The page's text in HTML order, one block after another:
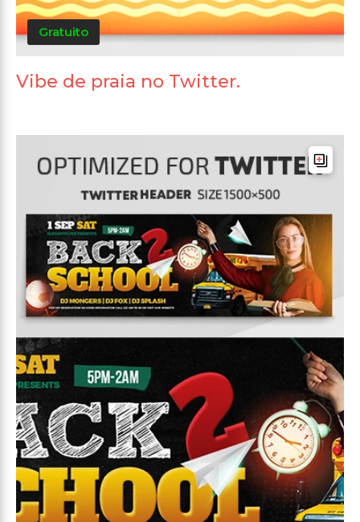
Gratuito
Vibe de praia no Twitter.